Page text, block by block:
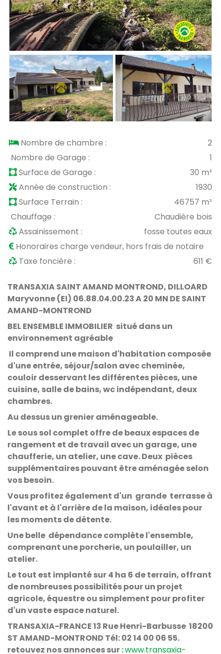
Nombre de chambre :
2
Nombre de Garage :
1
Surface de Garage :
30 m²
Année de construction :
1930
Surface Terrain :
46757 m²
Chauffage :
Chaudière bois
Assainissement :
fosse toutes eaux
Honoraires charge vendeur, hors frais de notaire
Taxe foncière :
611 €
TRANSAXIA SAINT AMAND MONTROND, DILLOARD
Maryvonne (EI) 06.88.04.00.23 A 20 MN DE SAINT
AMAND-MONTROND
BEL ENSEMBLE IMMOBILIER situé dans un
environnement agréable
Il comprend une maison d'habitation composée
d'une entrée, séjour/salon avec cheminée,
couloir desservant les différentes pièces, une
cuisine, salle de bains, wc indépendant, deux
chambres.
Au dessus un grenier aménageable.
Le sous sol complet offre de beaux espaces de
rangement et de travail avec un garage, une
chaufferie, un atelier, une cave. Deux pièces
supplémentaires pouvant être aménagée selon
vos besoin.
Vous profitez également d'un grande terrasse à
l'avant et à l'arrière de la maison, idéales pour
les moments de détente.
Une belle dépendance complète l'ensemble,
comprenant une porcherie, un poulailler, un
atelier.
Le tout est implanté sur 4 ha 6 de terrain, offrant
de nombreuses possibilités pour un projet
agricole, équestre ou simplement pour profiter
d'un vaste espace naturel.
TRANSAXIA-FRANCE 13 Rue Henri-Barbusse 18200
ST AMAND-MONTROND Tél: 02 14 00 06 55.
retouvez nos annonces sur :www.transaxia-